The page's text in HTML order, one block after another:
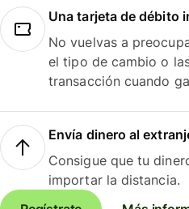
Una tarjeta de débito
No vuelvas a
el tipo de cambio o
transacción cuando
Envía dinero al
Consigue que tu
importar la distancia.